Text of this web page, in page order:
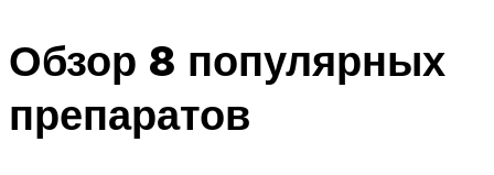
Обзор 8 популярных
препаратов